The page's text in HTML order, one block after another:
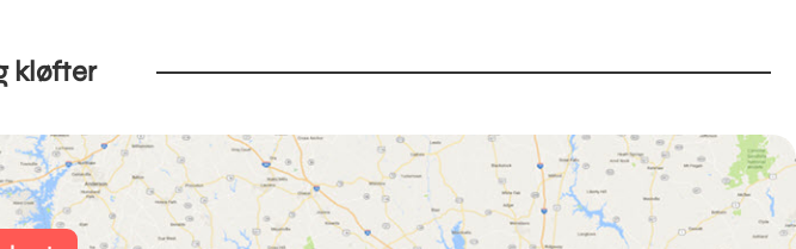
kløfter